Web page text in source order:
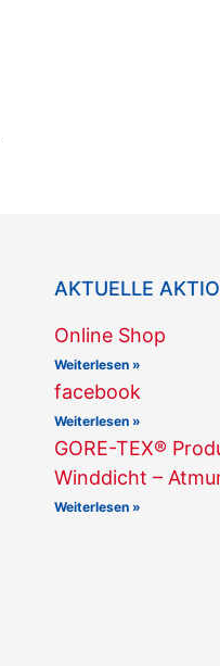
AKTUELLE
Online Shop
Weiterlesen »
facebook
Weiterlesen »
GORE-TEX®
Winddicht –
Weiterlesen »